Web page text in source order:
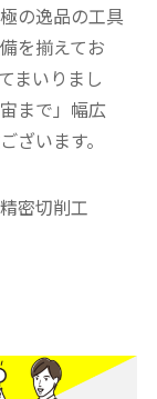
の逸品の工具
を揃えてお
まいりまし
まで」幅広
ざいます。
密切削工